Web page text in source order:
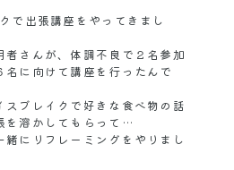
で出張講座をやってきまし
者さんが、体調不良で２名参加
名に向けて講座を行ったんで
スブレイクで好きな食べ物の話
を溶かしてもらって…
にリフレーミングをやりまし